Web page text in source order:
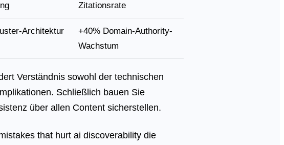
Zitationsrate
Architektur
+40% Domain-Authority-
Wachstum
Verständnis sowohl der technischen
Schließlich bauen Sie
über allen Content sicherstellen.
that hurt ai discoverability die